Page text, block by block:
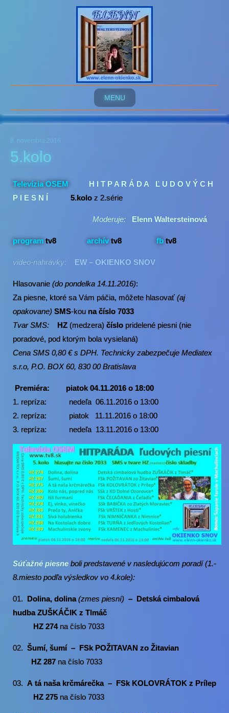
MENU
8. novembra 2016
5.kolo
Televízia OSEM H I T P A R Á D A Ľ U D O V Ý C H
P I E S N Í 5.kolo z 2.série
Moderuje: Elenn Waltersteinová
program tv8 archív tv8 fb tv8
video-nahrávky: EW – OKIENKO SNOV
Hlasovanie (do pondelka 14.11.2016):
Za piesne, ktoré sa Vám páčia, môžete hlasovať (aj
opakovane) SMS-kou na číslo 7033
Tvar SMS:
HZ (medzera) číslo pridelené piesni (nie
poradové, pod ktorým bola vysielaná)
Cena SMS 0,80 € s DPH. Technicky zabezpečuje Mediatex
s.r.o, P.O. BOX 60, 830 00 Bratislava
Premiéra:
piatok 04.11.2016 o 18:00
1. repríza: nedeľa 06.11.2016 o 13:00
2. repríza: piatok 11.11.2016 o 18:00
3. repríza: nedeľa 13.11.2016 o 13:00
Súťažné piesne boli predstavené v nasledujúcom poradí (1.-
8.miesto podľa výsledkov vo 4.kole):
01. Dolina, dolina(zmes piesní) – Detská cimbalová
hudba ZUŠKÁČIK z Tlmáč
HZ 274na číslo 7033
02. Šumí, šumí – FSk POŽITAVAN zo Žitavian
HZ 287 na číslo 7033
03. A tá naša krčmárečka – FSk KOLOVRÁTOK z Prílep
HZ 275 na číslo 7033